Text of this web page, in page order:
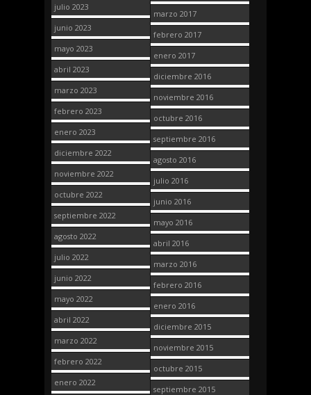
julio 2023
junio 2023
mayo 2023
abril 2023
marzo 2023
febrero 2023
enero 2023
diciembre 2022
noviembre 2022
octubre 2022
septiembre 2022
agosto 2022
julio 2022
junio 2022
mayo 2022
abril 2022
marzo 2022
febrero 2022
enero 2022
marzo 2017
febrero 2017
enero 2017
diciembre 2016
noviembre 2016
octubre 2016
septiembre 2016
agosto 2016
julio 2016
junio 2016
mayo 2016
abril 2016
marzo 2016
febrero 2016
enero 2016
diciembre 2015
noviembre 2015
octubre 2015
septiembre 2015